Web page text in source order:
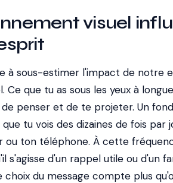
visuel
à sous-estimer l'impact de notre
Ce que tu as sous les yeux à
penser et de te projeter. Un
tu vois des dizaines de fois par
ou ton téléphone. À cette
s'agisse d'un rappel utile ou d'un
choix du message compte plus